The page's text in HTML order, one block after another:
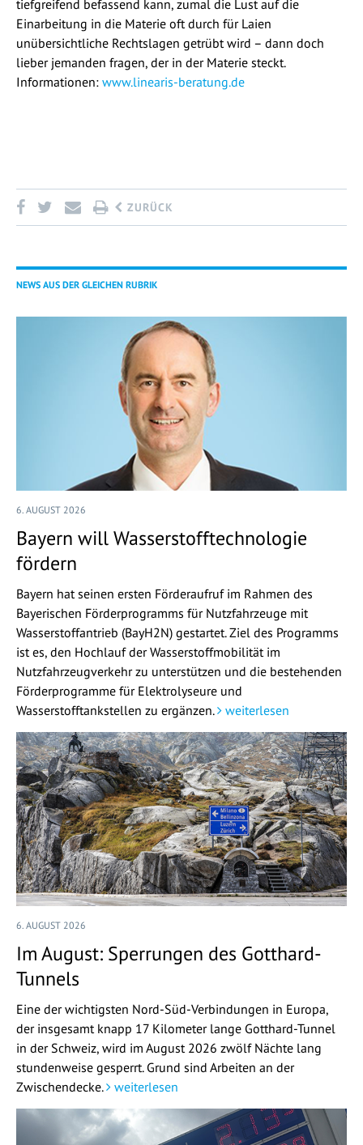
tiefgreifend befassend kann, zumal die Lust auf die
Einarbeitung in die Materie oft durch für Laien
unübersichtliche Rechtslagen getrübt wird – dann doch
lieber jemanden fragen, der in der Materie steckt.
Informationen: www.linearis-beratung.de
ZURÜCK
NEWS AUS DER GLEICHEN RUBRIK
6. AUGUST 2026
Bayern will Wasserstofftechnologie
fördern
Bayern hat seinen ersten Förderaufruf im Rahmen des
Bayerischen Förderprogramms für Nutzfahrzeuge mit
Wasserstoffantrieb (BayH2N) gestartet. Ziel des Programms
ist es, den Hochlauf der Wasserstoffmobilität im
Nutzfahrzeugverkehr zu unterstützen und die bestehenden
Förderprogramme für Elektrolyseure und
Wasserstofftankstellen zu ergänzen.
weiterlesen
6. AUGUST 2026
Im August: Sperrungen des Gotthard-
Tunnels
Eine der wichtigsten Nord-Süd-Verbindungen in Europa,
der insgesamt knapp 17 Kilometer lange Gotthard-Tunnel
in der Schweiz, wird im August 2026 zwölf Nächte lang
stundenweise gesperrt. Grund sind Arbeiten an der
Zwischendecke.
weiterlesen